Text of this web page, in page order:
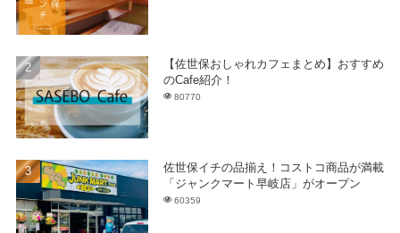
【佐世保おしゃれカフェまとめ】おすすめ
のCafe紹介！
80770
佐世保イチの品揃え！コストコ商品が満載
「ジャンクマート早岐店」がオープン
60359